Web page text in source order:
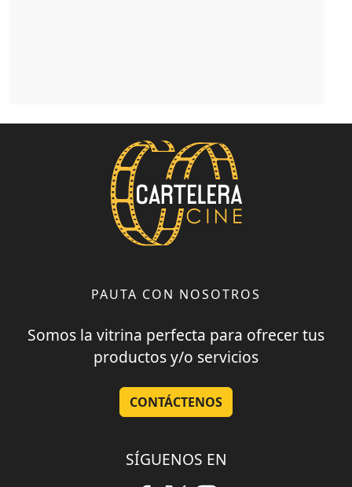
PAUTA CON NOSOTROS
Somos la vitrina perfecta para ofrecer tus
productos y/o servicios
CONTÁCTENOS
SÍGUENOS EN